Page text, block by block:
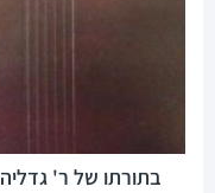
בתורתו של ר' גדליה